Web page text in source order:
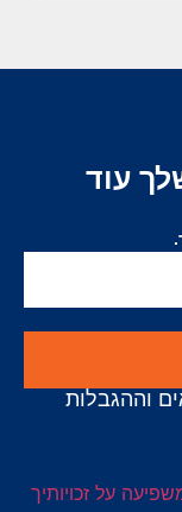
עוד
וההגבלות